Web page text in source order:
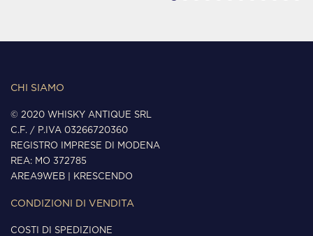
CHI SIAMO
© 2020 WHISKY ANTIQUE SRL
C.F. / P.IVA 03266720360
REGISTRO IMPRESE DI MODENA
REA: MO 372785
AREA9WEB
KRESCENDO
CONDIZIONI DI VENDITA
COSTI DI SPEDIZIONE